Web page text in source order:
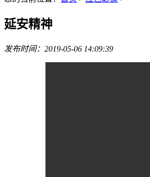
延安精神
发布时间：2019-05-06 14:09:39